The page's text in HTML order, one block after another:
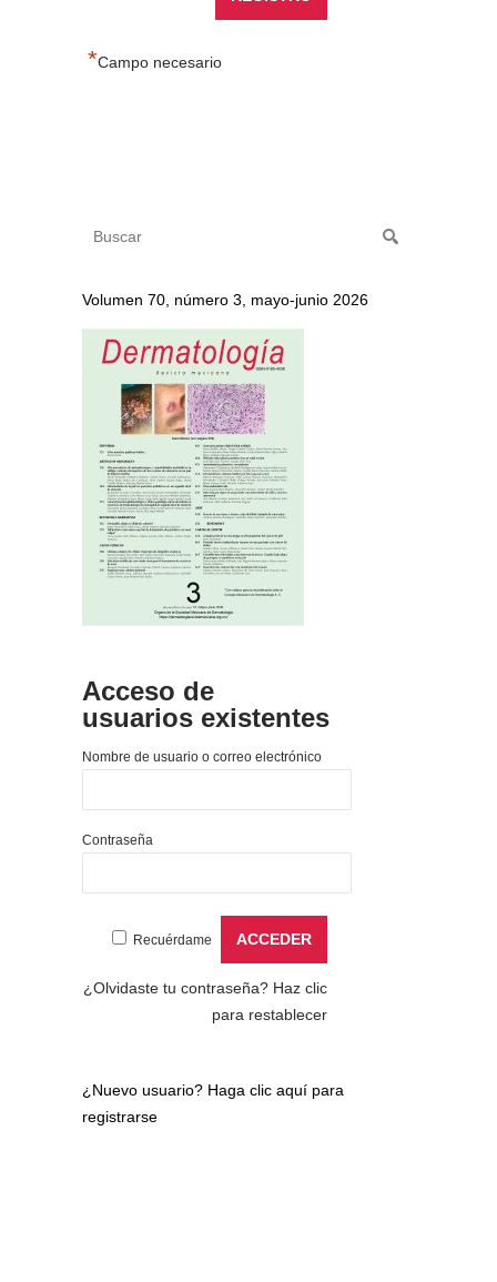
*Campo necesario
Volumen 70, número 3, mayo-junio 2026
Acceso de
usuarios existentes
Nombre de usuario o correo electrónico
Contraseña
Recuérdame
¿Olvidaste tu contraseña? Haz clic
para restablecer
¿Nuevo usuario? Haga clic aquí para
registrarse